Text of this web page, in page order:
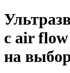
с air flow
на